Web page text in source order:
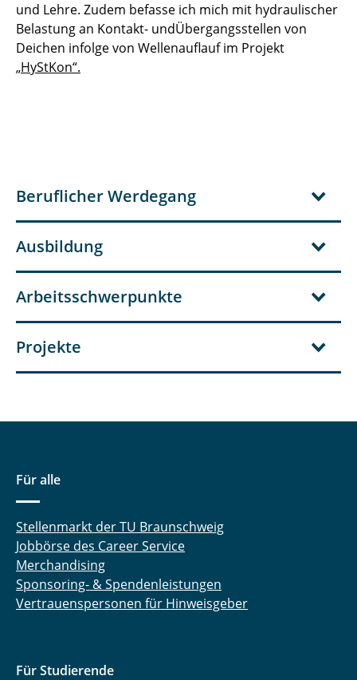
Felix Spröer, M.Sc.
Henrik Neufeldt, M.Sc.
Malte Kumlehn, M. Sc.
Aileen Brendel, M. Sc.
Henri Busch, M.Sc.
Carl Luis König, M.Sc.
Lena Lankenau, Dipl.-Ing.
Lina Schulz, M.Sc.
Dr. Alice Twomey
und Lehre. Zudem befasse ich mich mit hydraulischer
Belastung an Kontakt- undÜbergangsstellen von
Deichen infolge von Wellenauflauf im Projekt
„HyStKon“.
Beruflicher Werdegang
Ausbildung
Arbeitsschwerpunkte
Projekte
Für alle
Stellenmarkt der TU Braunschweig
Jobbörse des Career Service
Merchandising
Sponsoring- & Spendenleistungen
Vertrauenspersonen für Hinweisgeber
Für Studierende